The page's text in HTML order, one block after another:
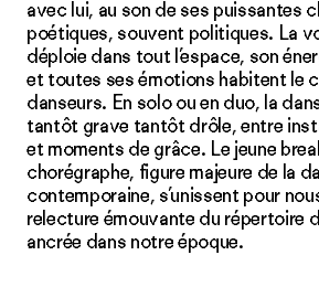
avec lui, au son de ses puissantes
poétiques, souvent politiques. La
déploie dans tout l’espace, son
et toutes ses émotions habitent le
danseurs. En solo ou en duo, la
tantôt grave tantôt drôle, entre
et moments de grâce. Le jeune
chorégraphe, figure majeure de la
contemporaine, s’unissent pour
relecture émouvante du répertoire
ancrée dans notre époque.